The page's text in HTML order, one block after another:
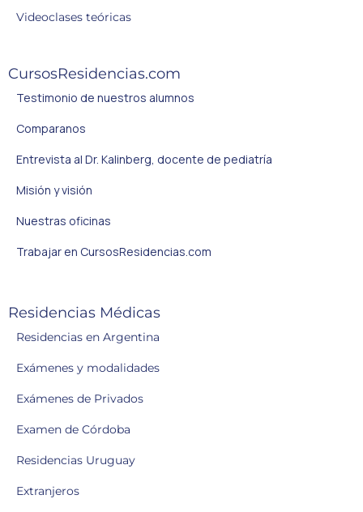
Videoclases teóricas
CursosResidencias.com
Testimonio de nuestros alumnos
Comparanos
Entrevista al Dr. Kalinberg, docente de pediatría
Misión y visión
Nuestras oficinas
Trabajar en CursosResidencias.com
Residencias Médicas
Residencias en Argentina
Exámenes y modalidades
Exámenes de Privados
Examen de Córdoba
Residencias Uruguay
Extranjeros